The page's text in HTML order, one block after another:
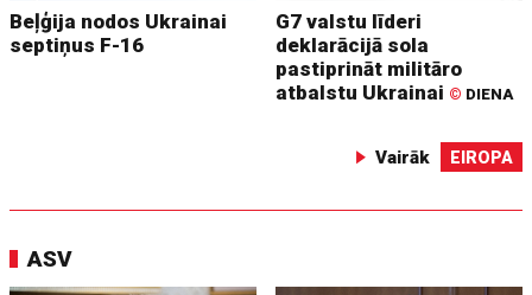
Beļģija nodos Ukrainai
septiņus F-16
G7 valstu līderi
deklarācijā sola
pastiprināt militāro
atbalstu Ukrainai © DIENA
Vairāk EIROPA
ASV